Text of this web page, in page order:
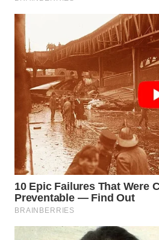
SEMARANG
WN
SOLO
WN
BOROBUDUR
WN
MADURA
WN
SURABAYA
WN